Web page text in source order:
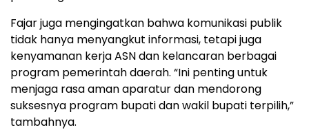
Fajar juga mengingatkan bahwa komunikasi publik
tidak hanya menyangkut informasi, tetapi juga
kenyamanan kerja ASN dan kelancaran berbagai
program pemerintah daerah. “Ini penting untuk
menjaga rasa aman aparatur dan mendorong
suksesnya program bupati dan wakil bupati terpilih,”
tambahnya.